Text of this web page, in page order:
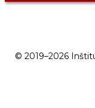
© 2019–2026